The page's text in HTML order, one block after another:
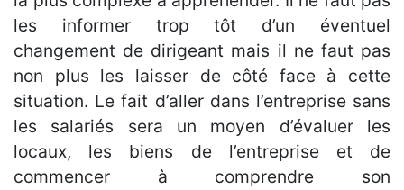
les informer trop tôt d’un éventuel
changement de dirigeant mais il ne faut pas
non plus les laisser de côté face à cette
situation. Le fait d’aller dans l’entreprise sans
les salariés sera un moyen d’évaluer les
locaux, les biens de l’entreprise et de
commencer à comprendre son